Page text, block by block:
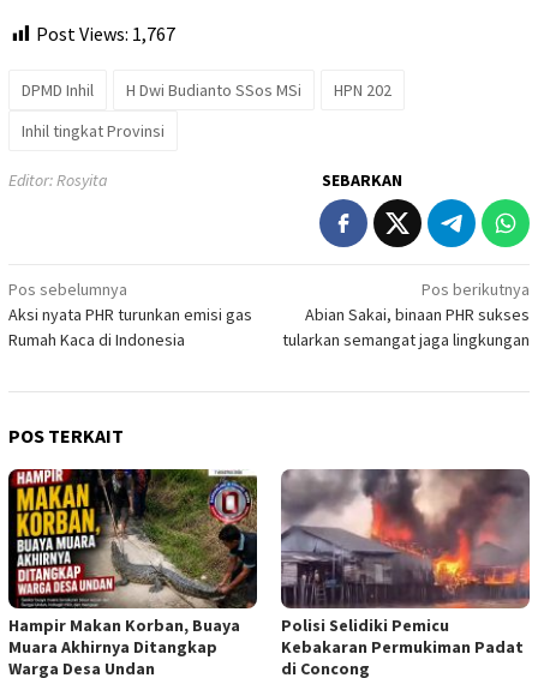
Post Views: 1,767
DPMD Inhil H Dwi Budianto SSos MSi
HPN 202
Inhil tingkat Provinsi
Editor: Rosyita SEBARKAN
Navigasi
pos
Pos sebelumnya
Aksi nyata PHR turunkan emisi gas
Rumah Kaca di Indonesia
Pos berikutnya
Abian Sakai, binaan PHR sukses
tularkan semangat jaga lingkungan
POS TERKAIT
Hampir Makan Korban, Buaya
Muara Akhirnya Ditangkap
Warga Desa Undan
Polisi Selidiki Pemicu
Kebakaran Permukiman Padat
di Concong